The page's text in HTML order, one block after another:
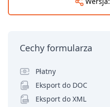
Cechy formularza
Płatny
Eksport do DOC
Eksport do XML